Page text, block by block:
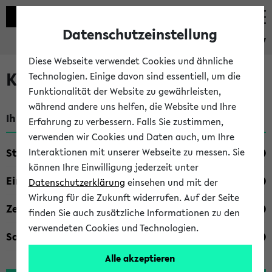
eKVV
Kombisuche im eKVV
Ihre Suchkriterien:
Studienfach
Einrichtung
Zeiten
Sonstiges
Datenschutzeinstellung
Diese Webseite verwendet Cookies und ähnliche
Technologien. Einige davon sind essentiell, um die
Funktionalität der Website zu gewährleisten,
während andere uns helfen, die Website und Ihre
Erfahrung zu verbessern. Falls Sie zustimmen,
verwenden wir Cookies und Daten auch, um Ihre
Interaktionen mit unserer Webseite zu messen. Sie
können Ihre Einwilligung jederzeit unter
Datenschutzerklärung einsehen und mit der
Wirkung für die Zukunft widerrufen. Auf der Seite
finden Sie auch zusätzliche Informationen zu den
verwendeten Cookies und Technologien.
Alle akzeptieren